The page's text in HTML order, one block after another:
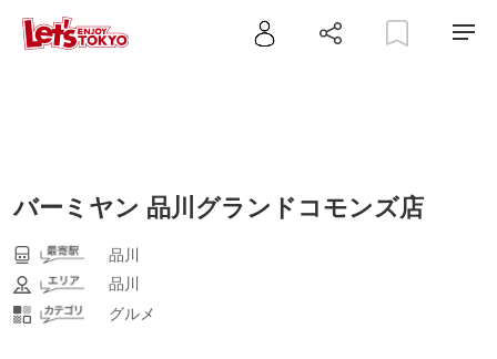
バーミヤン 品川グランドコモンズ店
品川
品川
グルメ